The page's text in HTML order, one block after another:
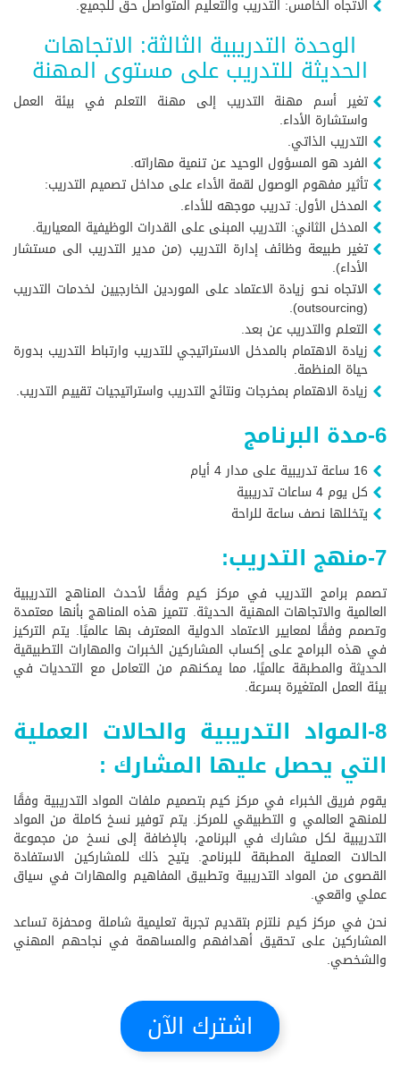
الاتجاه الخامس: التدريب والتعليم المتواصل حق للجميع.
الوحدة التدريبية الثالثة: الاتجاهات
الحديثة للتدريب على مستوى المهنة
تغير أسم مهنة التدريب إلى مهنة التعلم في بيئة العمل
واستشارة الأداء.
التدريب الذاتي.
الفرد هو المسؤول الوحيد عن تنمية مهاراته.
تأثير مفهوم الوصول لقمة الأداء على مداخل تصميم التدريب:
المدخل الأول: تدريب موجهه للأداء.
المدخل الثاني: التدريب المبنى على القدرات الوظيفية المعيارية.
تغير طبيعة وظائف إدارة التدريب (من مدير التدريب الى مستشار
الأداء).
الاتجاه نحو زيادة الاعتماد على الموردين الخارجيين لخدمات التدريب
(outsourcing).
التعلم والتدريب عن بعد.
زيادة الاهتمام بالمدخل الاستراتيجي للتدريب وارتباط التدريب بدورة
حياة المنظمة.
زيادة الاهتمام بمخرجات ونتائج التدريب واستراتيجيات تقييم التدريب.
6-مدة البرنامج
16 ساعة تدريبية على مدار 4 أيام
كل يوم 4 ساعات تدريبية
يتخللها نصف ساعة للراحة
7-منهج التدريب:
تصمم برامج التدريب في مركز كيم وفقًا لأحدث المناهج التدريبية
العالمية والاتجاهات المهنية الحديثة. تتميز هذه المناهج بأنها معتمدة
وتصمم وفقًا لمعايير الاعتماد الدولية المعترف بها عالميًا. يتم التركيز
في هذه البرامج على إكساب المشاركين الخبرات والمهارات التطبيقية
الحديثة والمطبقة عالميًا، مما يمكنهم من التعامل مع التحديات في
بيئة العمل المتغيرة بسرعة.
8-المواد التدريبية والحالات العملية
التي يحصل عليها المشارك :
يقوم فريق الخبراء في مركز كيم بتصميم ملفات المواد التدريبية وفقًا
للمنهج العالمي و التطبيقي للمركز. يتم توفير نسخ كاملة من المواد
التدريبية لكل مشارك في البرنامج، بالإضافة إلى نسخ من مجموعة
الحالات العملية المطبقة للبرنامج. يتيح ذلك للمشاركين الاستفادة
القصوى من المواد التدريبية وتطبيق المفاهيم والمهارات في سياق
عملي واقعي.
نحن في مركز كيم نلتزم بتقديم تجربة تعليمية شاملة ومحفزة تساعد
المشاركين على تحقيق أهدافهم والمساهمة في نجاحهم المهني
والشخصي.
اشترك الآن